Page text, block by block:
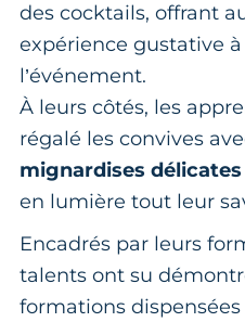
des cocktails, offrant
expérience gustative
l’événement.
À leurs côtés, les
régalé les convives
mignardises
en lumière tout leur
Encadrés par leurs
talents ont su
formations dispensées